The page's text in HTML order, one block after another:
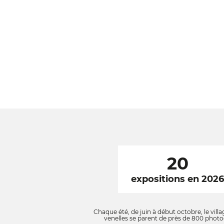
20
expositions en 2026
Chaque été, de juin à début octobre, le
venelles se parent de près de 800